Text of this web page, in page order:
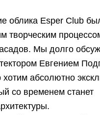
облика Esper Club
творческим
Мы долго
Евгением
хотим абсолютно
со временем станет